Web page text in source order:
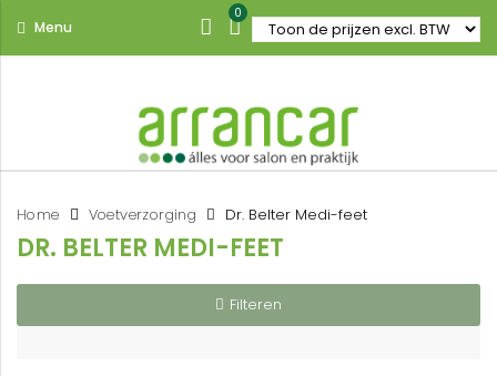
Menu
0
Home Voetverzorging Dr. Belter Medi-feet
DR. BELTER MEDI-FEET
Filteren